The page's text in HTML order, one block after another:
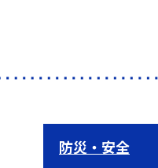
防災・安全